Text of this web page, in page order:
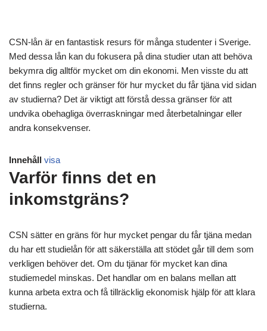
CSN-lån är en fantastisk resurs för många studenter i Sverige.
Med dessa lån kan du fokusera på dina studier utan att behöva
bekymra dig alltför mycket om din ekonomi. Men visste du att
det finns regler och gränser för hur mycket du får tjäna vid sidan
av studierna? Det är viktigt att förstå dessa gränser för att
undvika obehagliga överraskningar med återbetalningar eller
andra konsekvenser.
Innehåll visa
Varför finns det en
inkomstgräns?
CSN sätter en gräns för hur mycket pengar du får tjäna medan
du har ett studielån för att säkerställa att stödet går till dem som
verkligen behöver det. Om du tjänar för mycket kan dina
studiemedel minskas. Det handlar om en balans mellan att
kunna arbeta extra och få tillräcklig ekonomisk hjälp för att klara
studierna.